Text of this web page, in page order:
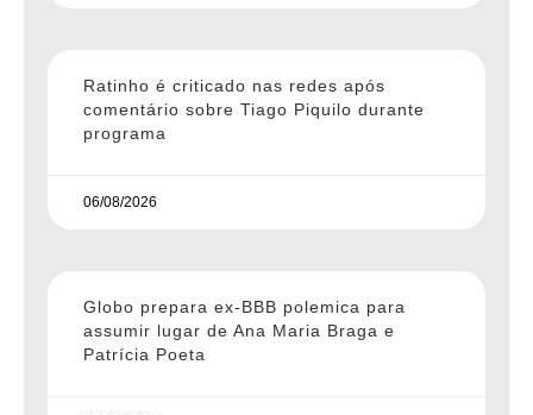
Ratinho é criticado nas redes após
comentário sobre Tiago Piquilo durante
programa
06/08/2026
Globo prepara ex-BBB polemica para
assumir lugar de Ana Maria Braga e
Patrícia Poeta